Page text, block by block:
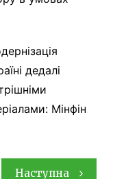
дедалі
Мінфін
Наступна